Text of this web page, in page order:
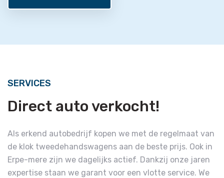
SERVICES
Direct auto verkocht!
Als erkend autobedrijf kopen we met de regelmaat van
de klok tweedehandswagens aan de beste prijs. Ook in
Erpe-mere zijn we dagelijks actief. Dankzij onze jaren
expertise staan we garant voor een vlotte service. We